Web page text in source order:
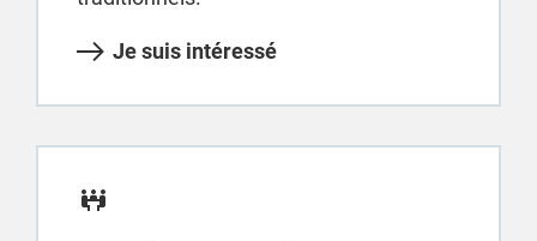
Je suis intéressé